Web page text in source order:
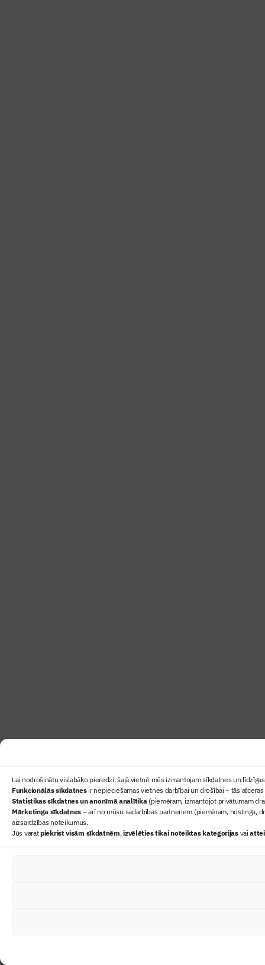
Lai nodrošinātu vislabāko pieredzi, šajā vietnē mēs izmantojam sīkdatnes un
Funkcionālās sīkdatnesir nepieciešamas vietnes darbībai un drošībai – tās
Statistikas sīkdatnes un anonīmā analītika(piemēram, izmantojot privātumam
Mārketinga sīkdatnes – arī no mūsu sadarbības partneriem (piemēram, hostinga,
aizsardzības noteikumus.
Jūs varatpiekrist visām sīkdatnēm,izvēlēties tikai noteiktas kategorijasvai